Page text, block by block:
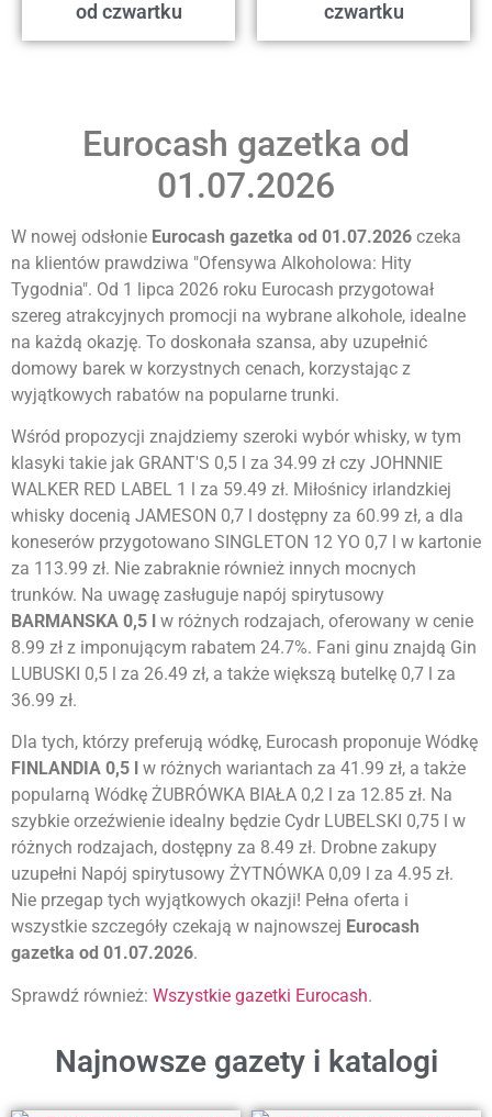
od czwartku
czwartku
Eurocash gazetka od
01.07.2026
W nowej odsłonie Eurocash gazetka od 01.07.2026 czeka
na klientów prawdziwa "Ofensywa Alkoholowa: Hity
Tygodnia". Od 1 lipca 2026 roku Eurocash przygotował
szereg atrakcyjnych promocji na wybrane alkohole, idealne
na każdą okazję. To doskonała szansa, aby uzupełnić
domowy barek w korzystnych cenach, korzystając z
wyjątkowych rabatów na popularne trunki.
Wśród propozycji znajdziemy szeroki wybór whisky, w tym
klasyki takie jak GRANT'S 0,5 l za 34.99 zł czy JOHNNIE
WALKER RED LABEL 1 l za 59.49 zł. Miłośnicy irlandzkiej
whisky docenią JAMESON 0,7 l dostępny za 60.99 zł, a dla
koneserów przygotowano SINGLETON 12 YO 0,7 l w kartonie
za 113.99 zł. Nie zabraknie również innych mocnych
trunków. Na uwagę zasługuje napój spirytusowy
BARMANSKA 0,5 l w różnych rodzajach, oferowany w cenie
8.99 zł z imponującym rabatem 24.7%. Fani ginu znajdą Gin
LUBUSKI 0,5 l za 26.49 zł, a także większą butelkę 0,7 l za
36.99 zł.
Dla tych, którzy preferują wódkę, Eurocash proponuje Wódkę
FINLANDIA 0,5 l
w różnych wariantach za 41.99 zł, a także
popularną Wódkę ŻUBRÓWKA BIAŁA 0,2 l za 12.85 zł. Na
szybkie orzeźwienie idealny będzie Cydr LUBELSKI 0,75 l w
różnych rodzajach, dostępny za 8.49 zł. Drobne zakupy
uzupełni Napój spirytusowy ŻYTNÓWKA 0,09 l za 4.95 zł.
Nie przegap tych wyjątkowych okazji! Pełna oferta i
wszystkie szczegóły czekają w najnowszej Eurocash
gazetka od 01.07.2026.
Sprawdź również: Wszystkie gazetki Eurocash.
Najnowsze gazety i katalogi